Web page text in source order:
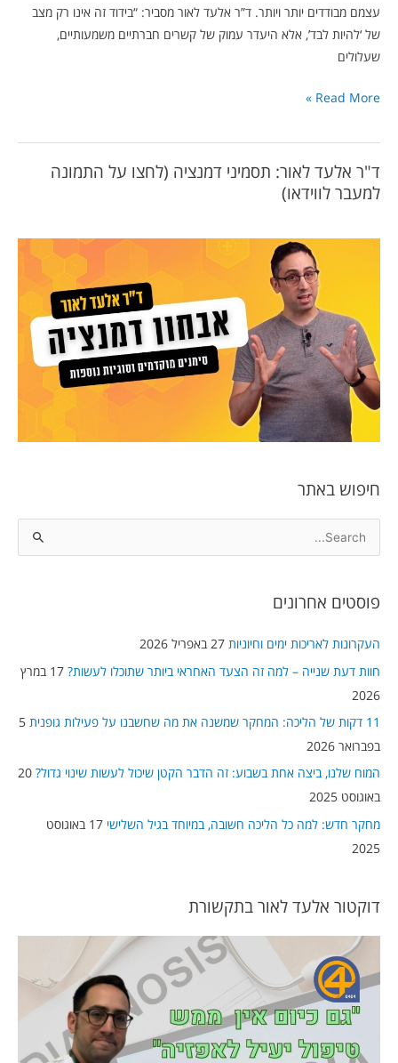
ד"ר אלעד לאור: תסמיני דמנציה (לחצו על התמונה
למעבר לווידאו)
חיפוש באתר
r
r
:
פוסטים אחרונים
העקרונות לאריכות ימים וחיוניות 27 באפריל 2026
חוות דעת שנייה – למה זה הצעד האחראי ביותר שתוכלו לעשות?
17 במרץ
2026
11 דקות של הליכה: המחקר שמשנה את מה שחשבנו על פעילות גופנית
5
בפברואר 2026
המוח שלנו, ביצה אחת בשבוע: זה הדבר הקטן שיכול לעשות שינוי גדול? 20
באוגוסט 2025
מחקר חדש: למה כל הליכה חשובה, במיוחד בגיל השלישי
17 באוגוסט
2025
דוקטור אלעד לאור בתקשורת
עצמם מבודדים יותר ויותר. ד”ר אלעד לאור מסביר: “בידוד זה אינו רק מצב
של ‘להיות לבד’, אלא היעדר עמוק של קשרים חברתיים משמעותיים,
שעלולים
Read More »